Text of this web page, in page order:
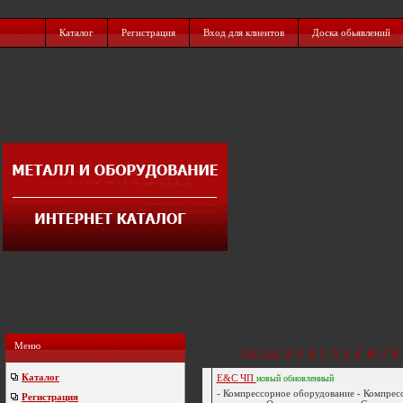
Каталог Регистрация Вход для клиентов Доска обьявлений
Меню
Каталог
Регистрация
0-9 A-Z А Б В Г Д Е Ё Ж З И
Е&С ЧП новый обновленный
- Компрессорное оборудование -